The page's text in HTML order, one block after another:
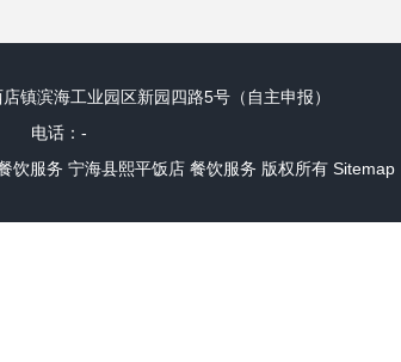
镇滨海工业园区新园四路5号（自主申报）
电话：-
饮服务 宁海县熙平饭店 餐饮服务 版权所有 Sitemap